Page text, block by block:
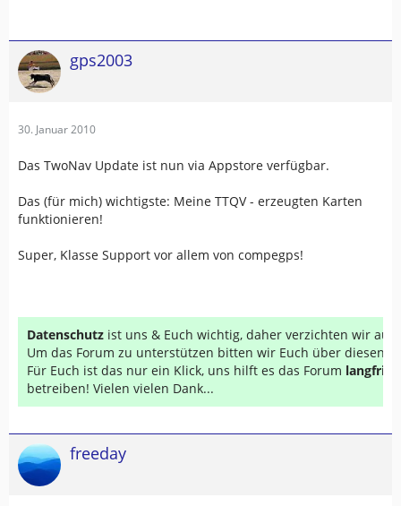
gps2003
30. Januar 2010
Das TwoNav Update ist nun via Appstore verfügbar.
Das (für mich) wichtigste: Meine TTQV - erzeugten Karten
funktionieren!
Super, Klasse Support vor allem von compegps!
Datenschutz ist uns & Euch wichtig, daher verzichten wir auf
Um das Forum zu unterstützen bitten wir Euch über diesen
Für Euch ist das nur ein Klick, uns hilft es das Forum
betreiben! Vielen vielen Dank...
freeday